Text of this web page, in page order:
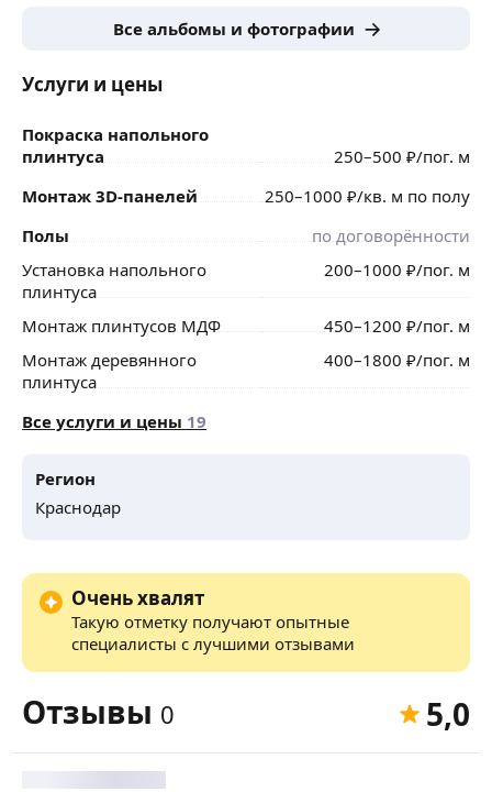
Все альбомы и фотографии
Услуги и цены
Покраска напольного
плинтуса
250–500 ₽/пог. м
Монтаж 3D-панелей
250–1000 ₽/кв. м по полу
Полы
по договорённости
Установка напольного
плинтуса
200–1000 ₽/пог. м
Монтаж плинтусов МДФ 450–1200 ₽/пог. м
Монтаж деревянного
плинтуса
400–1800 ₽/пог. м
Все услуги и цены 19
Регион
Краснодар
Очень хвалят
Такую отметку получают опытные
специалисты с лучшими отзывами
Отзывы 0 5,0